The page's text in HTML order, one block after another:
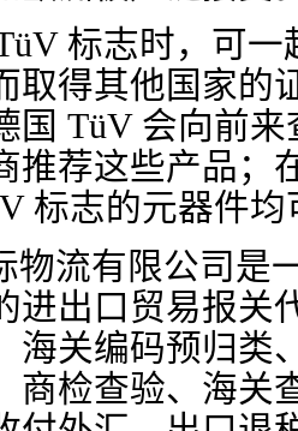
标志时，可一
取得其他国家的
国 TüV 会向前
推荐这些产品；
标志的元器件均
物流有限公司是
进出口贸易报关
海关编码预归类
商检查验、海关